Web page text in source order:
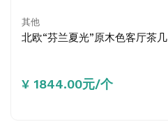
其他
北欧“芬兰夏光”原木色客厅茶几
¥ 1844.00元/个